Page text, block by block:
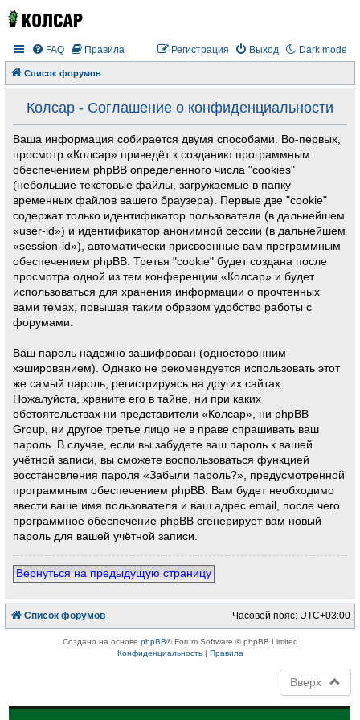
Dark mode
FAQ Правила Выход
Регистрация
Список форумов
Колсар - Соглашение о конфиденциальности
Ваша информация собирается двумя способами. Во-первых,
просмотр «Колсар» приведёт к созданию программным
обеспечением phpBB определенного числа "cookies"
(небольшие текстовые файлы, загружаемые в папку
временных файлов вашего браузера). Первые две "cookie"
содержат только идентификатор пользователя (в дальнейшем
«user-id») и идентификатор анонимной сессии (в дальнейшем
«session-id»), автоматически присвоенные вам программным
обеспечением phpBB. Третья "cookie" будет создана после
просмотра одной из тем конференции «Колсар» и будет
использоваться для хранения информации о прочтенных
вами темах, повышая таким образом удобство работы с
форумами.
Ваш пароль надежно зашифрован (односторонним
хэшированием). Однако не рекомендуется использовать этот
же самый пароль, регистрируясь на других сайтах.
Пожалуйста, храните его в тайне, ни при каких
обстоятельствах ни представители «Колсар», ни phpBB
Group, ни другое третье лицо не в праве спрашивать ваш
пароль. В случае, если вы забудете ваш пароль к вашей
учётной записи, вы сможете воспользоваться функцией
восстановления пароля «Забыли пароль?», предусмотренной
программным обеспечением phpBB. Вам будет необходимо
ввести ваше имя пользователя и ваш адрес email, после чего
программное обеспечение phpBB сгенерирует вам новый
пароль для вашей учётной записи.
Вернуться на предыдущую страницу
Список форумов Часовой пояс: UTC+03:00
Создано на основе phpBB® Forum Software © phpBB Limited
Конфиденциальность| Правила
Вверх